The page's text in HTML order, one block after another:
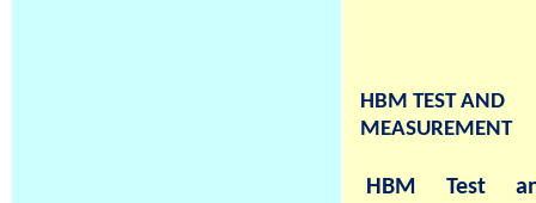
HBM TEST AND
MEASUREMENT
HBM Test